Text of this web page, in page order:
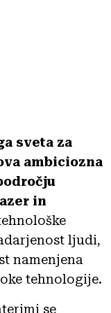
sveta za
ambiciozna
in
ljudi,
namenjena
tehnologije.
se